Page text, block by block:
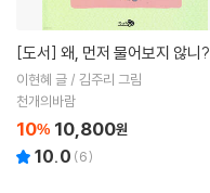
[도서] 왜, 먼저 물어보지 않니?
이현혜 글 / 김주리 그림
천개의바람
10% 10,800원
10.0 (6)